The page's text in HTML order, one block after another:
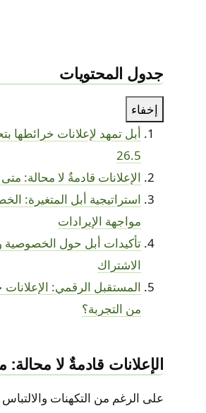
جدول المحتويات
إخفاء
26.5
الإعلانات قادمةٌ لا محالة:
استراتيجية أبل المتغيرة:
مواجهة الإيرادات
تأكيدات أبل حول الخصوصية
الاشتراك
المستقبل الرقمي: الإعلانات
من التجربة؟
الإعلانات قادمةٌ لا
على الرغم من التكهنات